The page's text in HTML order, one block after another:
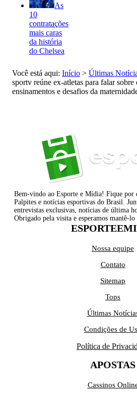
As
10
contratações
mais caras
da história
do Chelsea
Você está aqui: Início > Últimas
sportv reúne ex-atletas para falar sobre
ensinamentos e desafios da
Bem-vindo ao Esporte e Mídia! Fique por
Palpites e notícias esportivas do Brasil.
entrevistas exclusivas, notícias de última
Obrigado pela visita e esperamos mantê-
Nossa equipe
Contato
Sitemap
Tops
Últimas
Condições de
Política de
APOSTAS
Cassinos